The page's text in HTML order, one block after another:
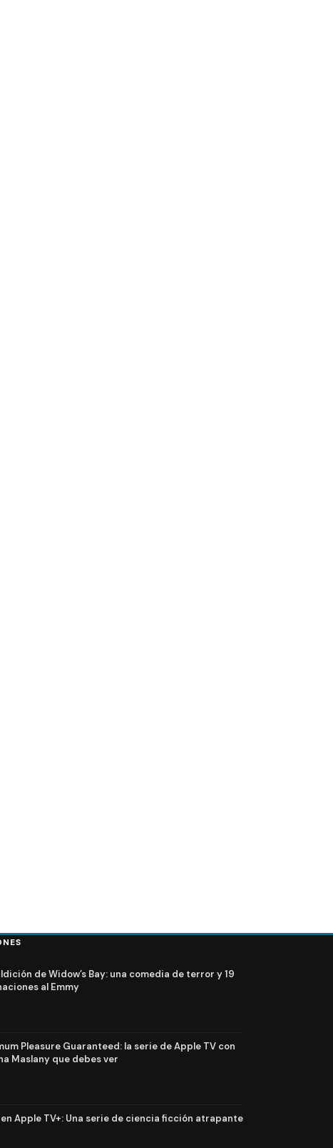
Return (Subtitulado
de Widow’s Bay: una comedia de terror y 19
al Emmy
Pleasure Guaranteed: la serie de Apple TV con
Maslany que debes ver
en Apple TV+: Una serie de ciencia ficción atrapante